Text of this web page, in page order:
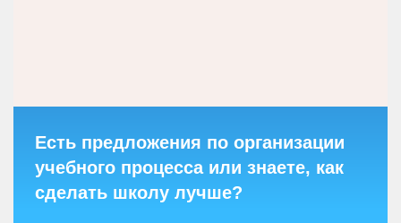
Есть предложения по организации
учебного процесса или знаете, как
сделать школу лучше?